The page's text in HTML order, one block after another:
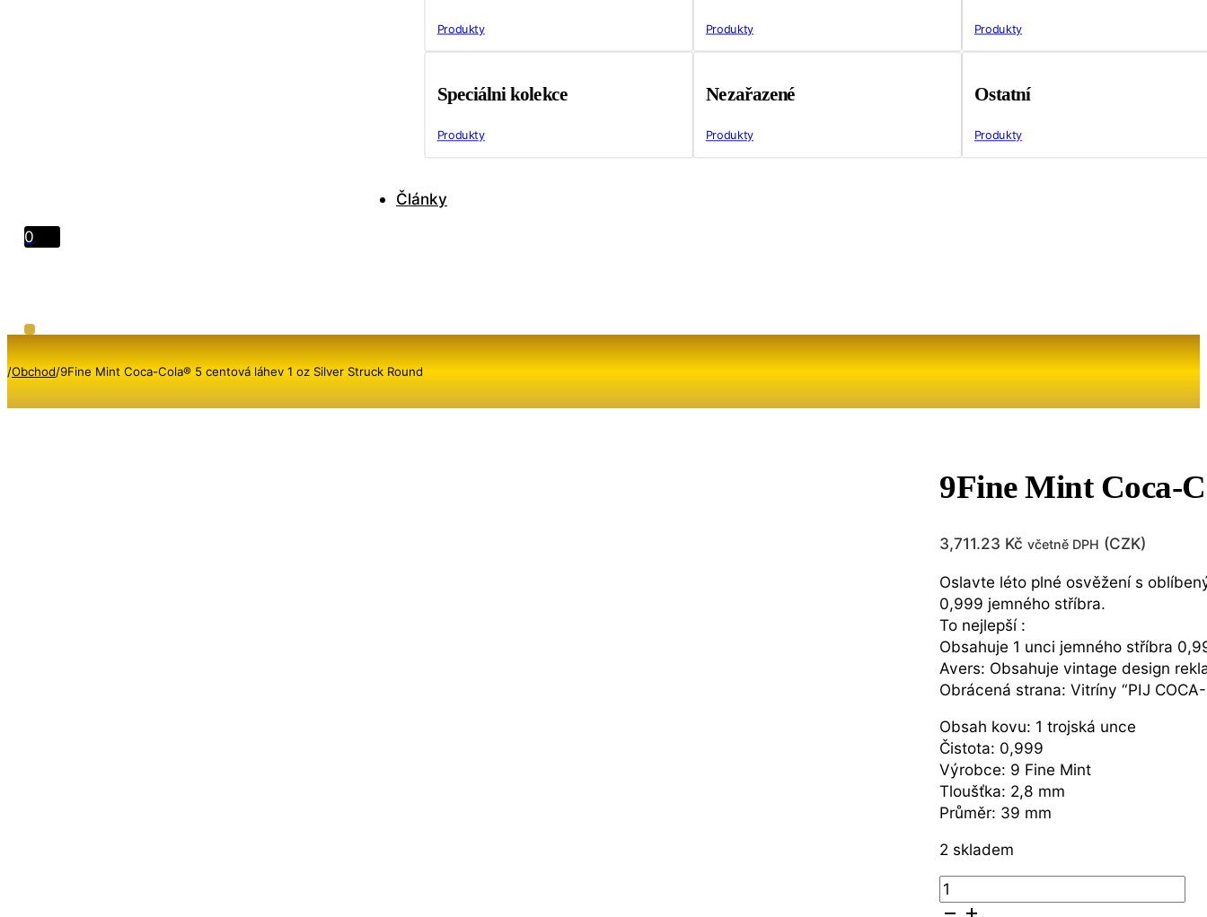
Produkty Produkty Produkty
Speciálni kolekce
Produkty
Nezařazené
Produkty
Ostatní
Produkty
Články
0
/Obchod/9Fine Mint Coca-Cola® 5 centová láhev 1 oz Silver Struck Round
9Fine Mint Coca-
3,711.23 Kč včetně DPH (CZK)
Oslavte léto plné osvěžení s
0,999 jemného stříbra.
To nejlepší :
Obsahuje 1 unci jemného stříbra
Avers: Obsahuje vintage design
Obrácená strana: Vitríny “PIJ
Obsah kovu: 1 trojská unce
Čistota: 0,999
Výrobce: 9 Fine Mint
Tloušťka: 2,8 mm
Průměr: 39 mm
2 skladem
9Fine
Mint